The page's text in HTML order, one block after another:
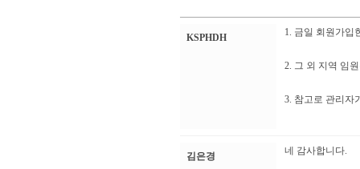
KSPHDH 1. 금일 회원가입
2. 그 외 지역 임
3. 참고로 관리자
김은경 네 감사합니다.